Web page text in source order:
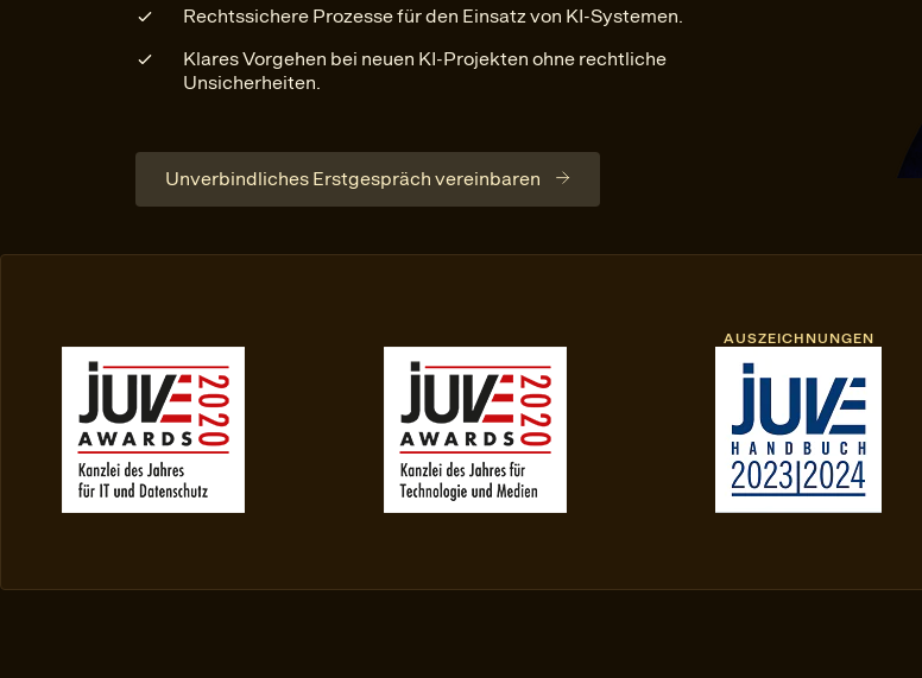
Rechtssichere Prozesse für den Einsatz von KI-Systemen.
Klares Vorgehen bei neuen KI-Projekten ohne rechtliche
Unsicherheiten.
Unverbindliches Erstgespräch vereinbaren
AUSZEICHNUNGEN